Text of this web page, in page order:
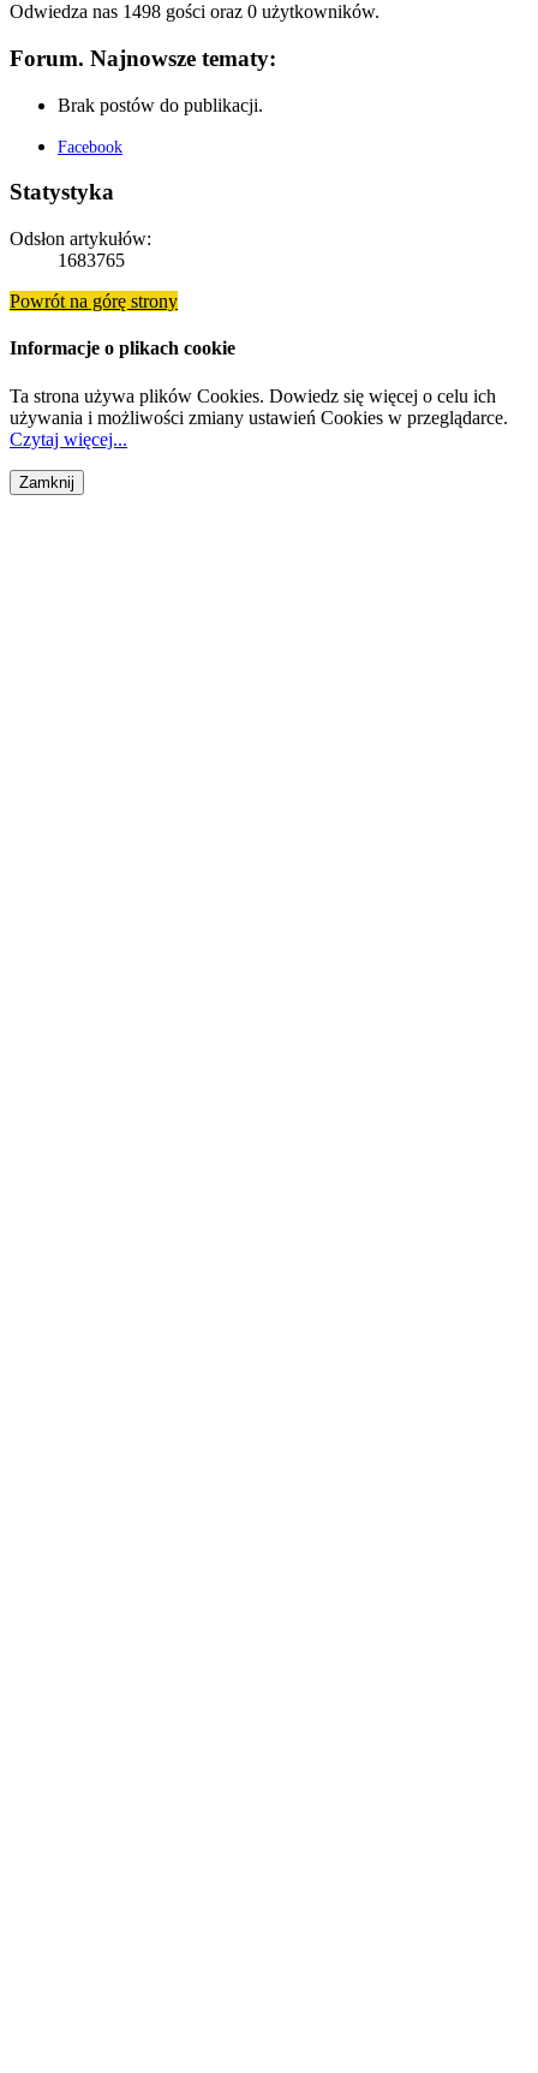
Odwiedza nas 1498 gości oraz 0 użytkowników.
Forum. Najnowsze tematy:
Brak postów do publikacji.
Facebook
Statystyka
Odsłon artykułów:
1683765
Powrót na górę strony
Informacje o plikach cookie
Ta strona używa plików Cookies. Dowiedz się więcej o celu ich
używania i możliwości zmiany ustawień Cookies w przeglądarce.
Czytaj więcej...